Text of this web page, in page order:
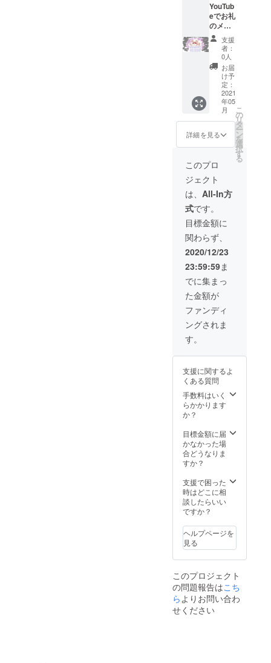
YouTub
eでお礼
のメッ
セージ
を限定
URLで
音声を
アップ
ロード
しま
す。 ど
ういう
内容に
するか
をはっ
決めて
いませ
んがこ
のプロ
ジェク
トに参
加して
くだ
さった
理由が
お聞き
できれ
ばそれ
につい
ても触
れてお
話した
いと思
声自体
で新し
いもの
をとる
ので同
らない
ことだ
け決
す。
支援
者：
0人
お届
け予
定：
2021
年05
月
詳細を見る
こ
の
リ
タ
ー
ン
を
選
択
す
る
このプロ
ジェクト
は、 All-In方
式です。
目標金額に
関わらず、
2020/12/23
23:59:59ま
でに集まっ
た金額が
ファンディ
ングされま
す。
支援に関するよ
くある質問
手数料はいく
らかかります
か？
目標金額に届
かなかった場
合どうなりま
すか？
支援で困った
時はどこに相
談したらいい
ですか？
ヘルプページを
見る
このプロジェクト
の問題報告はこち
らよりお問い合わ
せください